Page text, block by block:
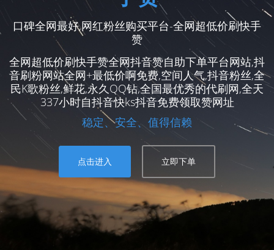
口碑全网最好,网红粉丝购买平台-全网超低价刷快手
赞
全网超低价刷快手赞全网抖音赞自助下单平台网站,抖
音刷粉网站全网+最低价啊免费,空间人气,抖音粉丝,全
民K歌粉丝,鲜花,永久QQ钻,全国最优秀的代刷网,全天
337小时自抖音快ks抖音免费领取赞网址
稳定、安全、值得信赖
点击进入 立即下单